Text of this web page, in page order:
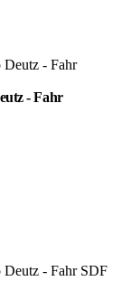
- Fahr